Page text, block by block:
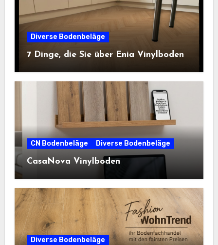
Diverse Bodenbeläge
7 Dinge, die Sie über Enia Vinylboden
CN Bodenbeläge Diverse Bodenbeläge
CasaNova Vinylboden
Diverse Bodenbeläge